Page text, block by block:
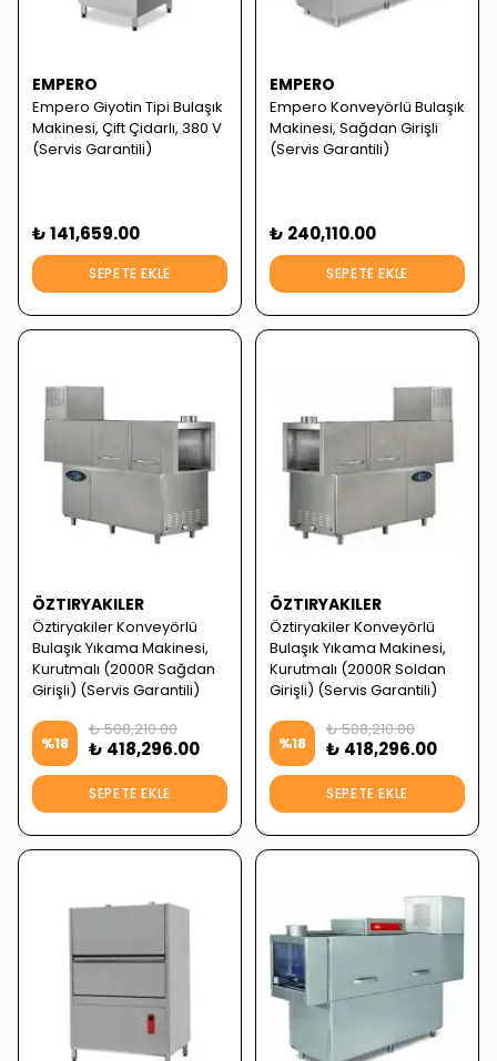
EMPERO
Empero Giyotin Tipi Bulaşık
Makinesi, Çift Çidarlı, 380 V
(Servis Garantili)
₺ 141,659.00
SEPETE EKLE
EMPERO
Empero Konveyörlü Bulaşık
Makinesi, Sağdan Girişli
(Servis Garantili)
₺ 240,110.00
SEPETE EKLE
ÖZTIRYAKILER
Öztiryakiler Konveyörlü
Bulaşık Yıkama Makinesi,
Kurutmalı (2000R Sağdan
Girişli) (Servis Garantili)
%18
₺ 508,210.00
₺ 418,296.00
SEPETE EKLE
ÖZTIRYAKILER
Öztiryakiler Konveyörlü
Bulaşık Yıkama Makinesi,
Kurutmalı (2000R Soldan
Girişli) (Servis Garantili)
%18
₺ 508,210.00
₺ 418,296.00
SEPETE EKLE